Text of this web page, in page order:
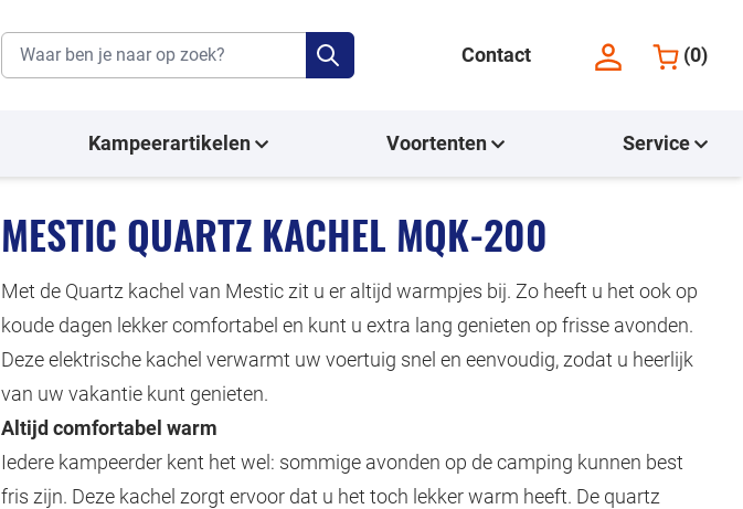
Contact (0)
Kampeerartikelen Voortenten Service
MESTIC QUARTZ KACHEL MQK-200
Met de Quartz kachel van Mestic zit u er altijd warmpjes bij. Zo heeft u het ook op
koude dagen lekker comfortabel en kunt u extra lang genieten op frisse avonden.
Deze elektrische kachel verwarmt uw voertuig snel en eenvoudig, zodat u heerlijk
van uw vakantie kunt genieten.
Altijd comfortabel warm
Iedere kampeerder kent het wel: sommige avonden op de camping kunnen best
fris zijn. Deze kachel zorgt ervoor dat u het toch lekker warm heeft. De quartz